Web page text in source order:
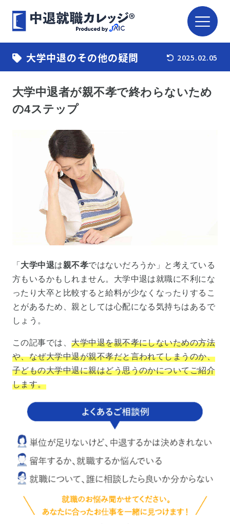
大学中退のその他の疑問 2025.02.05
大学中退者が親不孝で終わらないため
の4ステップ
「 大学中退は親不孝ではないだろうか」と考えている
方もいるかもしれません。大学中退は就職に不利にな
ったり大卒と比較すると給料が少なくなったりするこ
とがあるため、親としては心配になる気持ちはあるで
しょう。
この記事では、大学中退を親不孝にしないための方法
や、なぜ大学中退が親不孝だと言われてしまうのか、
子どもの大学中退に親はどう思うのかについてご紹介
します。